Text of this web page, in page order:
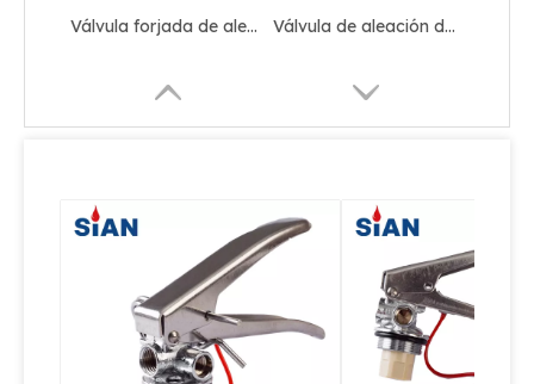
Válvula forjada de aleación de cobre y latón de buena calidad para extintor de polvo seco Válvula certificada CE con dispositivo de seguridad para extintor de incendios de polvo seco Válvula de incendio de latón segura